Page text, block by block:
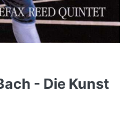
- Die Kunst